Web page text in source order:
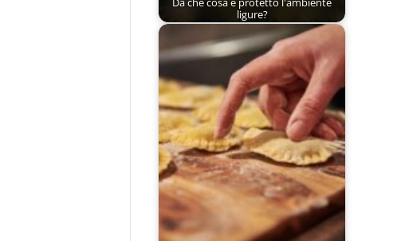
Da che cosa è protetto l'ambiente
ligure?